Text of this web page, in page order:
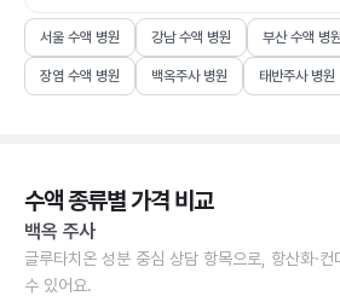
서울 수액 병원 강남 수액 병원 부산 수액 병원
장염 수액 병원 백옥주사 병원 태반주사 병원
수액 종류별 가격 비교
백옥 주사
글루타치온 성분 중심 상담 항목으로, 항산화·
수 있어요.